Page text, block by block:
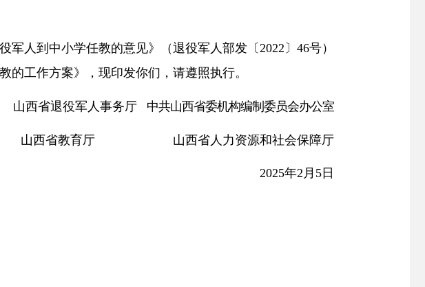
军人到中小学任教的意见》（退役军人部发 〔 2022〕46号）
的工作方案》，现印发你们，请遵照执行。
山西省退役军人事务厅 中共山西省委机构编制委员会办公室
山西省教育厅 山西省人力资源和社会保障厅
2025年2月5日